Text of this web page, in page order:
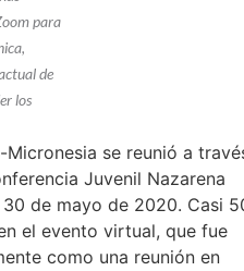
para
de
los
Micronesia se reunió a
Juvenil Nazarena
de mayo de 2020. Casi
el evento virtual, que fue
como una reunión en